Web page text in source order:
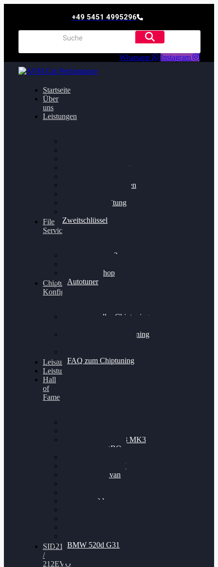
+49 5451 4995296
Whatsapp Instagram
Startseite
Über
uns
Leistungen
Getriebeoptimierung
Bremsscheiben planen
Felgenaufbereitung
Zweitschlüssel
File
Service
Alientech Kess3
Alientech Shop
Autotuner
Chiptuning
Konfigurator
Professionelles Chiptuning
Professionelles Chiptuning
FAQ zum Chiptuning
Leistungsmessung
Leistungsprüfstand
Hall
of
Fame
Nissan GT-R35 3.8 MK3
V6 TWINTURBO
VW Passat 2.0TDI
VW T6 Multivan
BMW 120d
BMW 520d G31
SID212
/
212EVO